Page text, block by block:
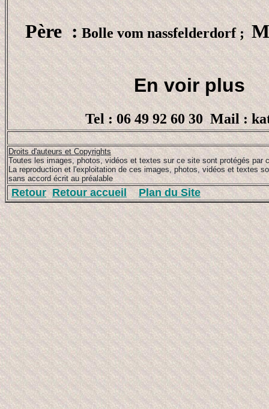
Père : Bolle vom nassfelderdorf ;
En voir plus
Tel : 06 49 92 60 30 Mail :
Droits d'auteurs et Copyrights
Toutes les images, photos, vidéos et textes sur ce site sont protégés par
La reproduction et l'exploitation de ces images, photos, vidéos et textes
sans accord écrit au préalable
Retour Retour accueil Plan du Site